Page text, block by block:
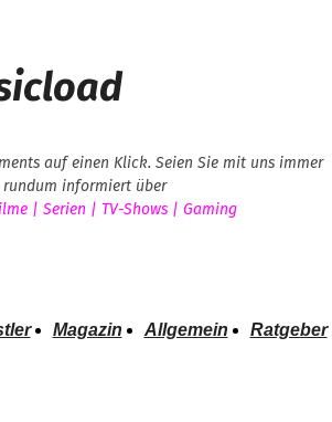
auf einen Klick. Seien Sie mit uns immer
rundum informiert über
| Serien | TV-Shows | Gaming
Magazin Allgemein Ratgeber